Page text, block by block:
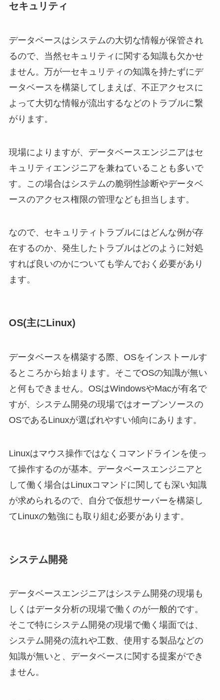
セキュリティ
データベースはシステムの大切な情報が保管され
るので、当然セキュリティに関する知識も欠かせ
ません。万が一セキュリティの知識を持たずにデ
ータベースを構築してしまえば、不正アクセスに
よって大切な情報が流出するなどのトラブルに繋
がります。
現場によりますが、データベースエンジニアはセ
キュリティエンジニアを兼ねていることも多いで
す。この場合はシステムの脆弱性診断やデータベ
ースのアクセス権限の管理なども担当します。
なので、セキュリティトラブルにはどんな例が存
在するのか、発生したトラブルはどのように対処
すれば良いのかについても学んでおく必要があり
ます。
OS(主にLinux)
データベースを構築する際、OSをインストールす
るところから始まります。そこでOSの知識が無い
と何もできません。OSはWindowsやMacが有名で
すが、システム開発の現場ではオープンソースの
OSであるLinuxが選ばれやすい傾向にあります。
Linuxはマウス操作ではなくコマンドラインを使っ
て操作するのが基本。データベースエンジニアと
して働く場合はLinuxコマンドに関しても深い知識
が求められるので、自分で仮想サーバーを構築し
てLinuxの勉強にも取り組む必要があります。
システム開発
データベースエンジニアはシステム開発の現場も
しくはデータ分析の現場で働くのが一般的です。
そこで特にシステム開発の現場で働く場面では、
システム開発の流れや工数、使用する製品などの
知識が無いと、データベースに関する提案ができ
ません。